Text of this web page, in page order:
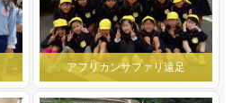
アフリカンサファリ遠足